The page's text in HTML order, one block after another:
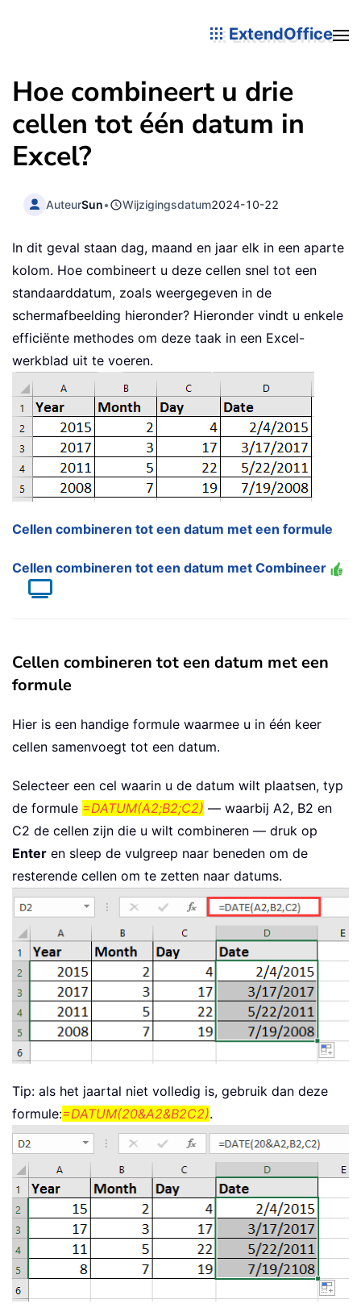
ExtendOffice
Hoe combineert u drie
cellen tot één datum in
Excel?
AuteurSun• Wijzigingsdatum2024-10-22
In dit geval staan dag, maand en jaar elk in een aparte
kolom. Hoe combineert u deze cellen snel tot een
standaarddatum, zoals weergegeven in de
schermafbeelding hieronder? Hieronder vindt u enkele
efficiënte methodes om deze taak in een Excel-
werkblad uit te voeren.
Cellen combineren tot een datum met een formule
Cellen combineren tot een datum met Combineer
Cellen combineren tot een datum met een
formule
Hier is een handige formule waarmee u in één keer
cellen samenvoegt tot een datum.
Selecteer een cel waarin u de datum wilt plaatsen, typ
de formule =DATUM(A2;B2;C2) — waarbij A2, B2 en
C2 de cellen zijn die u wilt combineren — druk op
Enter en sleep de vulgreep naar beneden om de
resterende cellen om te zetten naar datums.
Tip: als het jaartal niet volledig is, gebruik dan deze
formule:=DATUM(20&A2&B2C2).